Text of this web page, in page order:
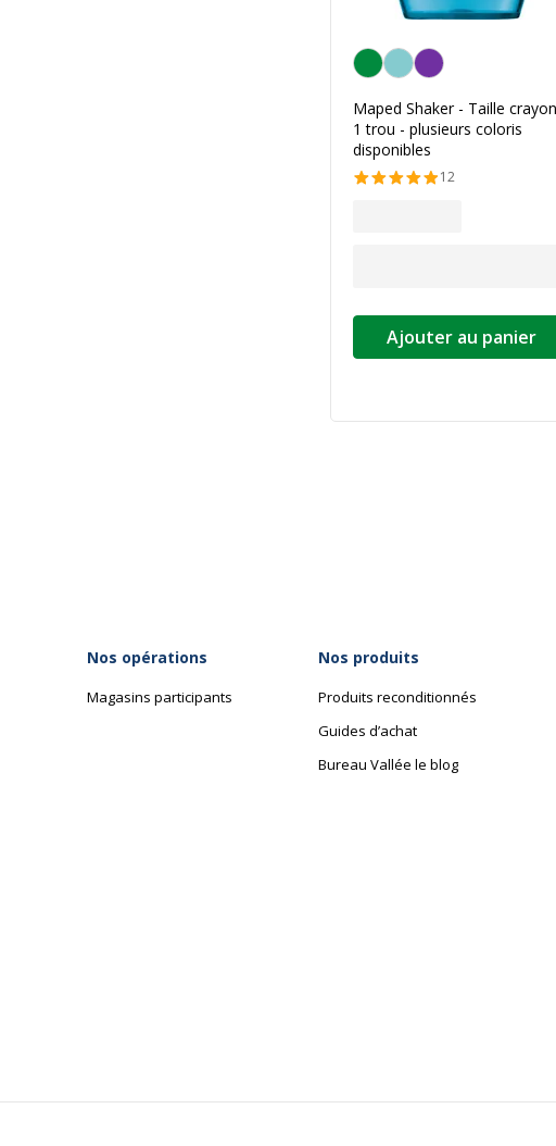
Personnalisation de la couleur
Maped Shaker - Taille
1 trou - plusieurs coloris
disponibles
12
Ajouter au panier
Nos opérations
Magasins participants
Nos produits
Produits reconditionnés
Guides d’achat
Bureau Vallée le blog